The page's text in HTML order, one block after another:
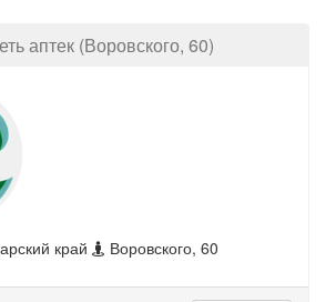
аптек (Воровского, 60)
край Воровского, 60